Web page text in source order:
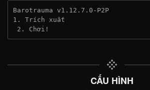
Barotrauma v1.12.7.0-P2P
1. Trích xuất
2. Chơi!
CẤU HÌNH